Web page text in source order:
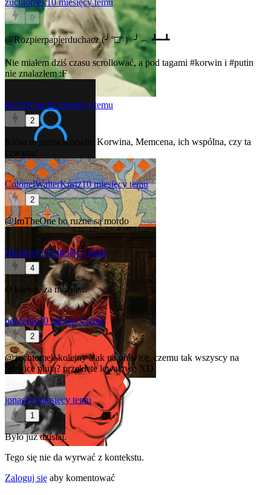
zuchtomek10 miesięcy temu
0
@Rozpierpapierduchacz(╯°□°）╯︵ ┻━┻
Nie miałem dziś czasu scrollować, a pod tagami #korwin i #putin
nie znalazłem :F
ImTheOne10 miesięcy temu
2
Która to partia Korwin: Korwina, Memcena, ich wspólna, czy ta
ColonelWalterKurtz10 miesięcy temu
2
@ImTheOnebo rużne są mordo
Harpersy10 miesięcy temu
4
O körwa, za mocne...
peposlav10 miesięcy temu
2
@zuchtomekkolejny atak na prawicę, czemu tak wszyscy na
prawice plują? przeklęte lewactwo XD
jonas10 miesięcy temu
1
Było już dzisiaj.
Tego się nie da wyrwać z kontekstu.
Zaloguj się aby komentować